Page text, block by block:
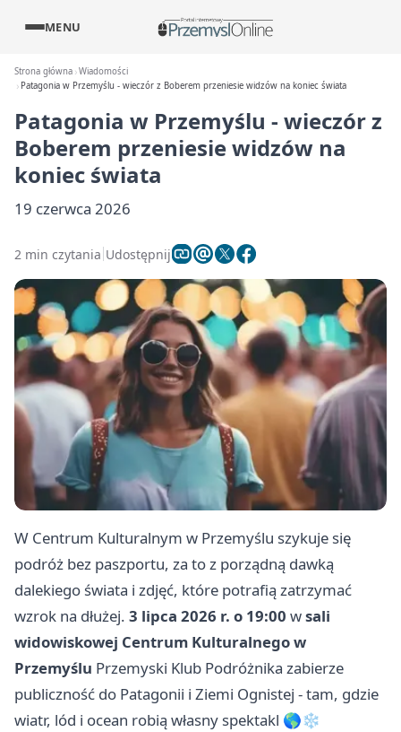
MENU
Strona główna Wiadomości
Patagonia w Przemyślu - wieczór z Boberem przeniesie widzów na koniec świata
Patagonia w Przemyślu - wieczór z
Boberem przeniesie widzów na
koniec świata
19 czerwca 2026
2 min czytania Udostępnij
W Centrum Kulturalnym w Przemyślu szykuje się
podróż bez paszportu, za to z porządną dawką
dalekiego świata i zdjęć, które potrafią zatrzymać
wzrok na dłużej. 3 lipca 2026 r. o 19:00 wsali
widowiskowej Centrum Kulturalnego w
Przemyślu Przemyski Klub Podróżnika zabierze
publiczność do Patagonii i Ziemi Ognistej - tam, gdzie
wiatr, lód i ocean robią własny spektakl 🌎❄️